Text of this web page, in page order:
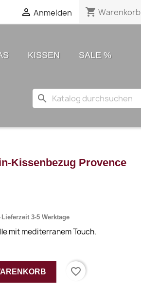
 Anmelden shopping_cart Warenkorb
KISSEN SALE %
search
Kissenbezug Provence
Lieferzeit 3-5 Werktage
mit mediterranem Touch.
favorite_border